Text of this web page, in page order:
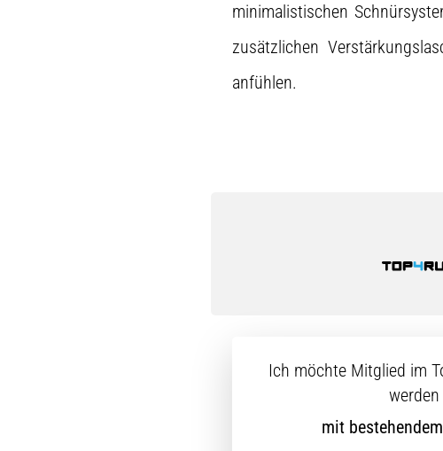
minimalistischen
zusätzlichen
anfühlen.
Ich möchte Mitglied im
werden
mit